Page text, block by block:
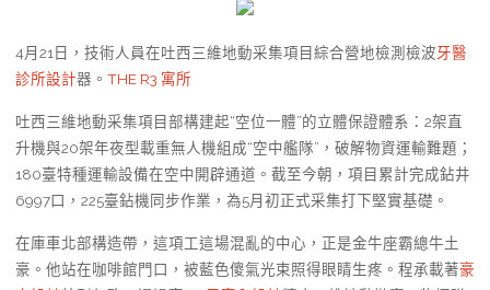
4月21日，技術人員在吐西三維地動采集項目綜合營地檢測檢波牙醫
診所設計器。 THE R3 寓所
吐西三維地動采集項目部構建起“空位一體”的立體保證體系：2架直
升機與20架年夜型載重無人機組成“空中艦隊”，破解物資運輸難題；
180臺特種運輸設備在空中開辟通道。截至今朝，項目累計完成鉆井
6997口，225臺鉆機同步作業，為5月初正式采集打下堅實基礎。
在庫車北部構造帶，這項工這場混亂的中心，正是金牛座霸總牛土
豪。他站在咖啡館門口，被藍色傻氣光束照得眼睛生疼。程承載著豪